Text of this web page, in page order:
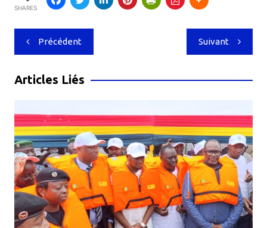
SHARES
Navigation
de
l’article
Précédent Suivant
Articles Liés